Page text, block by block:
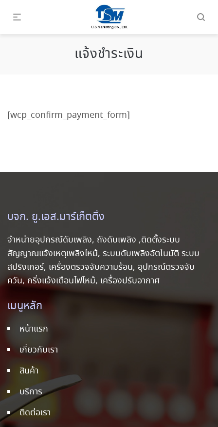
แจ้งชำระเงิน
[wcp_confirm_payment_form]
บจก. ยู.เอส.มาร์เก็ตติ้ง
จำหน่ายอุปกรณ์ดับเพลิง, ถังดับเพลิง ,ติดตั้งระบบ
สัญญาณแจ้งเหตุเพลิงไหม้, ระบบดับเพลิงอัตโนมัติ ระบบ
สปริงเกอร์, เครื่องตรวจจับความร้อน, อุปกรณ์ตรวจจับ
ควัน, กริ่งแจ้งเตือนไฟไหม้, เครื่องปรับอากาศ
เมนูหลัก
หน้าแรก
เกี่ยวกับเรา
สินค้า
บริการ
ติดต่อเรา